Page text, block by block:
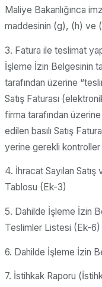
Maliye Bakanlığınca
maddesinin (g), (h) ve
3. Fatura ile teslimat
İşleme İzin Belgesinin
tarafından üzerine
Satış Faturası
firma tarafından
edilen basılı Satış
yerine gerekli
4. İhracat Sayılan
Tablosu (Ek-3)
5. Dahilde İşleme İzin
Teslimler Listesi (Ek-6)
6. Dahilde İşleme İzin
7. İstihkak Raporu